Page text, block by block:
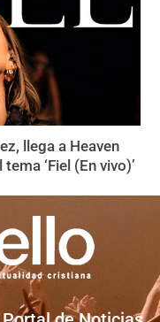
llega a Heaven
‘Fiel (En vivo)’